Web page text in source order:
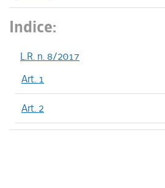
Indice:
L.R. n. 8/2017
Art. 1
Art. 2